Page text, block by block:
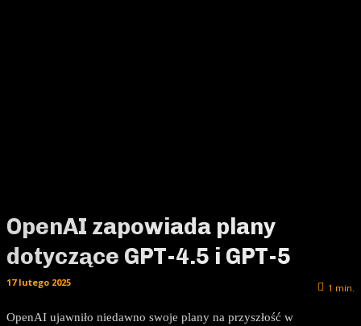
OpenAI zapowiada plany
dotyczące GPT-4.5 i GPT-5
1 min.
17 lutego 2025
OpenAI ujawniło niedawno swoje plany na przyszłość w